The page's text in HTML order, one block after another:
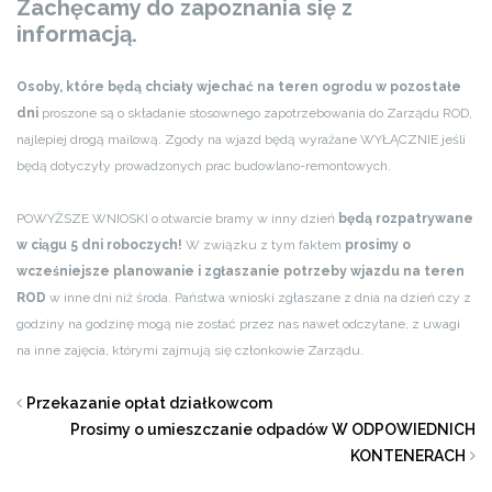
Zachęcamy do zapoznania się z
informacją.
Osoby, które będą chciały wjechać na teren ogrodu w pozostałe
dni proszone są o składanie stosownego zapotrzebowania do Zarządu ROD,
najlepiej drogą mailową. Zgody na wjazd będą wyrażane WYŁĄCZNIE jeśli
będą dotyczyły prowadzonych prac budowlano-remontowych.
POWYŻSZE WNIOSKI o otwarcie bramy w inny dzień będą rozpatrywane
w ciągu 5 dni roboczych! W związku z tym faktem prosimy o
wcześniejsze planowanie i zgłaszanie potrzeby wjazdu na teren
ROD w inne dni niż środa. Państwa wnioski zgłaszane z dnia na dzień czy z
godziny na godzinę mogą nie zostać przez nas nawet odczytane, z uwagi
na inne zajęcia, którymi zajmują się członkowie Zarządu.
Przekazanie opłat działkowcom
Prosimy o umieszczanie odpadów W ODPOWIEDNICH
KONTENERACH